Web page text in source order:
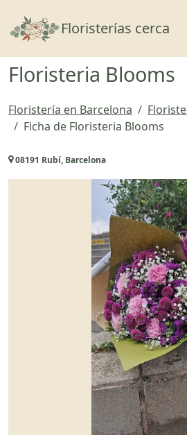
Floristerías cerca
Floristeria Blooms
Floristería en Barcelona
Ficha de Floristeria Blooms
08191 Rubí, Barcelona